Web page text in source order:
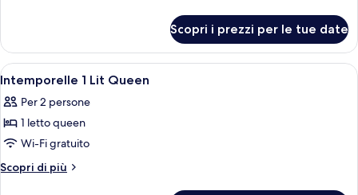
King
Scopri i prezzi per le tue date
Apri
tutte
le
foto
per
Intemporelle
Biancheria da letto di alta qualità,
1
Intemporelle 1 Lit Queen
Per 2 persone
1 letto queen
Wi-Fi gratuito
Scopri di più
Altri